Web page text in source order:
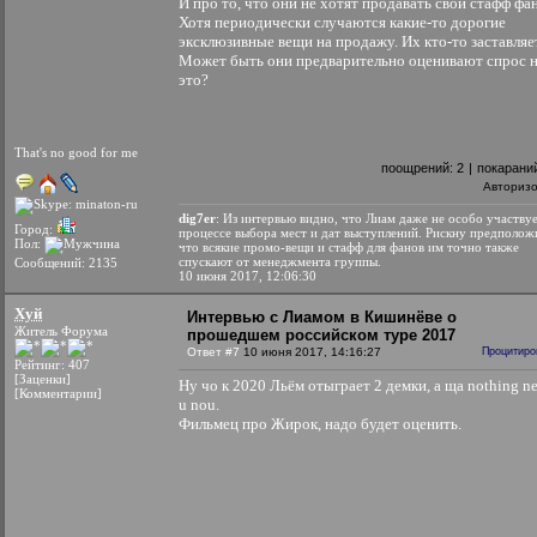
That's no good for me
Город:
Пол:
Сообщений: 2135
Хотя периодически случаются какие-то дорогие
эксклюзивные вещи на продажу. Их кто-то
Может быть они предварительно оценивают спрос
это?
поощрений: 2 |
dig7er: Из интервью видно, что Лиам даже не особо
процессе выбора мест и дат выступлений. Рискну
что всякие промо-вещи и стафф для фанов им точно также
спускают от менеджмента группы.
10 июня 2017, 12:06:30
Хуй
Житель Форума
Рейтинг: 407
[Заценки]
[Комментарии]
Интервью с Лиамом в Кишинёве о
прошедшем российском туре 2017
Ответ #7 10 июня 2017, 14:16:27
Ну чо к 2020 Льём отыграет 2 демки, а ща nothing
u nou.
Фильмец про Жирок, надо будет оценить.